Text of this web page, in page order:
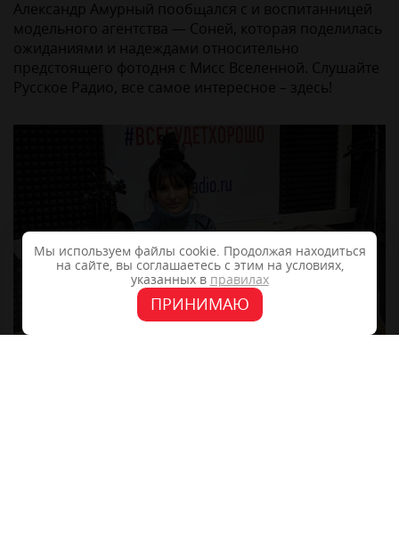
Александр Амурный пообщался с и воспитанницей
модельного агентства — Соней, которая поделилась
ожиданиями и надеждами относительно
предстоящего фотодня с Мисс Вселенной. Слушайте
Русское Радио, все самое интересное – здесь!
Мы используем файлы cookie. Продолжая находиться
на сайте, вы соглашаетесь с этим на условиях,
указанных в правилах
ПРИНИМАЮ